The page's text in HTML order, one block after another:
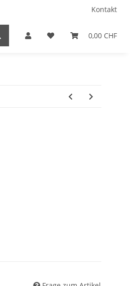
Kontakt
0,00 CHF